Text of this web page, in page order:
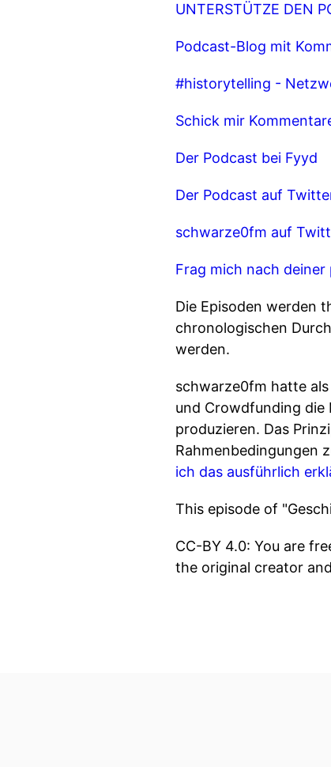
UNTERSTÜTZE DEN
Podcast-Blog mit
#historytelling -
Schick mir
Der Podcast bei Fyyd
Der Podcast auf
schwarze0fm auf
Frag mich nach
Die Episoden werden
chronologischen
werden.
schwarze0fm hatte
und Crowdfunding die
produzieren. Das
Rahmenbedingungen
ich das ausführlich
This episode of
CC-BY 4.0: You are
the original creator